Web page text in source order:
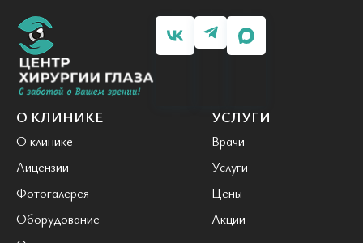
О КЛИНИКЕ
О клинике
Лицензии
Фотогалерея
Оборудование
УСЛУГИ
Врачи
Услуги
Цены
Акции